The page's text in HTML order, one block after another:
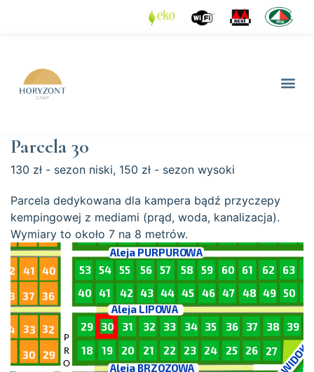
Parcela 30
130 zł - sezon niski, 150 zł - sezon wysoki
Parcela dedykowana dla kampera bądź przyczepy
kempingowej z mediami (prąd, woda, kanalizacja).
Wymiary to około 7 na 8 metrów.